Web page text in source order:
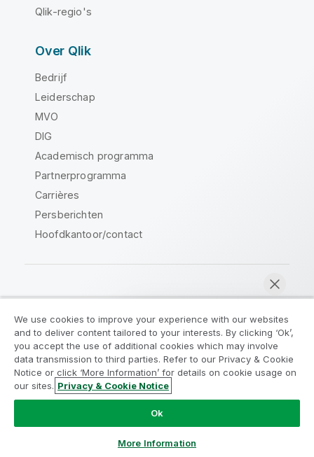
Qlik-regio's
Over Qlik
Bedrijf
Leiderschap
MVO
DIG
Academisch programma
Partnerprogramma
Carrières
Persberichten
Hoofdkantoor/contact
Juridische overeenkomsten
Productvoorwaarden
Legal Policies
Legal Policies
Gebruiksvoorwaarden
Handelsmerken
Do Not Share My Info
Copyright © 1993-2026 QlikTech International AB. Alle
We use cookies to improve your experience with our websites
and to deliver content tailored to your interests. By clicking ‘Ok’,
you accept the use of additional cookies which may involve
data transmission to third parties. Refer to our Privacy & Cookie
Notice or click ‘More Information’ for details on cookie usage on
our sites. Privacy & Cookie Notice
Ok
More Information